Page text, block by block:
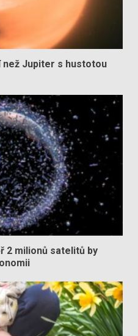
než Jupiter s hustotou
2 milionů satelitů by